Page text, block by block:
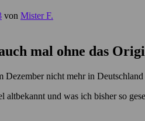
von Mister F.
mal ohne das
Dezember nicht mehr in
altbekannt und was ich bisher so